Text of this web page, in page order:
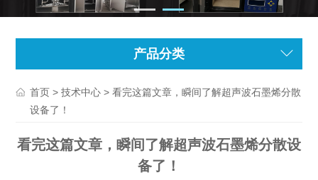
产品分类
首页 >技术中心 > 看完这篇文章，瞬间了解超声波石墨烯分散
设备了！
看完这篇文章，瞬间了解超声波石墨烯分散设
备了！